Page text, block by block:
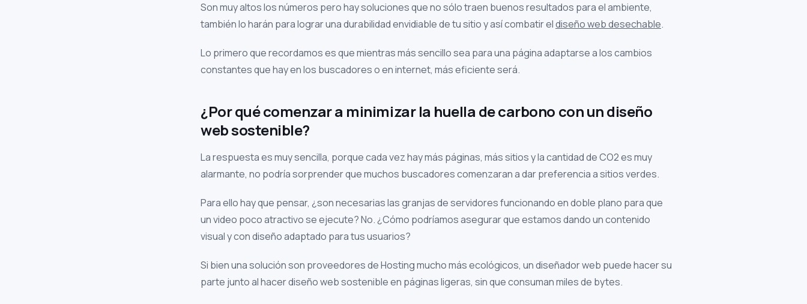
Son muy altos los números pero hay soluciones que no sólo traen buenos resultados para el ambiente,
también lo harán para lograr una durabilidad envidiable de tu sitio y así combatir eldiseño web desechable.
Lo primero que recordamos es que mientras más sencillo sea para una página adaptarse a los cambios
constantes que hay en los buscadores o en internet, más eficiente será.
¿Por qué comenzar a minimizar la huella de carbono con un diseño
web sostenible?
La respuesta es muy sencilla, porque cada vez hay más páginas, más sitios y la cantidad de CO2 es muy
alarmante, no podría sorprender que muchos buscadores comenzaran a dar preferencia a sitios verdes.
Para ello hay que pensar, ¿son necesarias las granjas de servidores funcionando en doble plano para que
un video poco atractivo se ejecute? No. ¿Cómo podríamos asegurar que estamos dando un contenido
visual y con diseño adaptado para tus usuarios?
Si bien una solución son proveedores de Hosting mucho más ecológicos, un diseñador web puede hacer su
parte junto al hacer diseño web sostenible en páginas ligeras, sin que consuman miles de bytes.